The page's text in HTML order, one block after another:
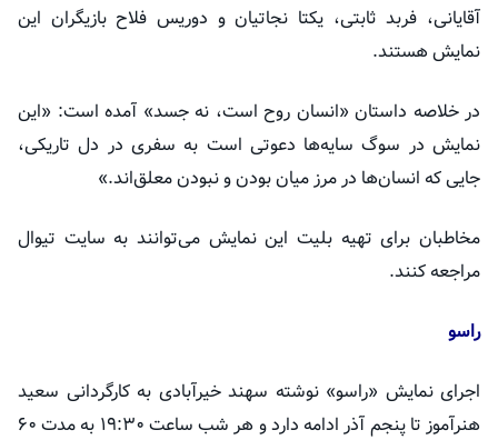
آقایانی، فربد ‌ثابتی، یکتا ‌نجاتیان و دوریس فلاح بازیگران این
نمایش هستند.
در خلاصه داستان «انسان روح است، نه جسد» آمده است: «این
نمایش در سوگ سایه‌ها دعوتی است به سفری در دل تاریکی،
جایی که انسان‌ها در مرز میان بودن و نبودن معلق‌اند.»
مخاطبان برای تهیه بلیت این نمایش می‌توانند به سایت تیوال
مراجعه کنند.
راسو
اجرای نمایش «راسو» نوشته سهند خیرآبادی به کارگردانی سعید
هنرآموز تا پنجم آذر ادامه دارد و هر شب ساعت ۱۹:۳۰ به مدت ۶۰